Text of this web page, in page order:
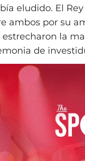
eludido. El
ambos por su
estrecharon la
de